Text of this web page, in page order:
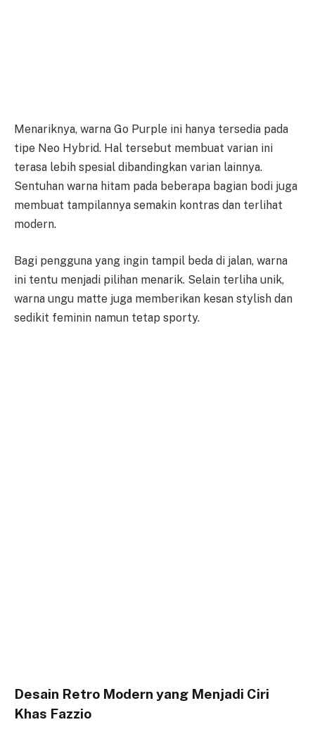
Menariknya, warna Go Purple ini hanya tersedia pada
tipe Neo Hybrid. Hal tersebut membuat varian ini
terasa lebih spesial dibandingkan varian lainnya.
Sentuhan warna hitam pada beberapa bagian bodi juga
membuat tampilannya semakin kontras dan terlihat
modern.
Bagi pengguna yang ingin tampil beda di jalan, warna
ini tentu menjadi pilihan menarik. Selain terliha unik,
warna ungu matte juga memberikan kesan stylish dan
sedikit feminin namun tetap sporty.
Desain Retro Modern yang Menjadi Ciri
Khas Fazzio